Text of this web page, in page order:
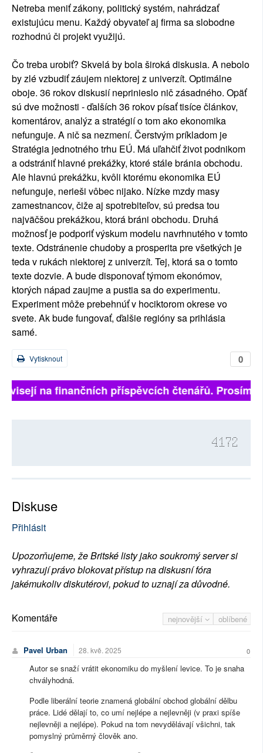
Netreba meniť zákony, politický systém, nahrádzať
existujúcu menu. Každý obyvateľ aj firma sa slobodne
rozhodnú či projekt využijú.
Čo treba urobiť? Skvelá by bola široká diskusia. A nebolo
by zlé vzbudiť záujem niektorej z univerzít. Optimálne
oboje. 36 rokov diskusií neprinieslo nič zásadného. Opäť
sú dve možnosti - ďalších 36 rokov písať tisíce článkov,
komentárov, analýz a stratégií o tom ako ekonomika
nefunguje. A nič sa nezmení. Čerstvým príkladom je
Stratégia jednotného trhu EÚ. Má uľahčiť život podnikom
a odstrániť hlavné prekážky, ktoré stále bránia obchodu.
Ale hlavnú prekážku, kvôli ktorému ekonomika EÚ
nefunguje, nerieši vôbec nijako. Nízke mzdy masy
zamestnancov, čiže aj spotrebiteľov, sú predsa tou
najväčšou prekážkou, ktorá bráni obchodu. Druhá
možnosť je podporiť výskum modelu navrhnutého v tomto
texte. Odstránenie chudoby a prosperita pre všetkých je
teda v rukách niektorej z univerzít. Tej, ktorá sa o tomto
texte dozvie. A bude disponovať týmom ekonómov,
ktorých nápad zaujme a pustia sa do experimentu.
Experiment môže prebehnúť v hociktorom okrese vo
svete. Ak bude fungovať, ďalšie regióny sa prihlásia
samé.
0
Vytisknout
na finančních příspěvcích čtenářů. Prosíme,
4172
Diskuse
Přihlásit
Upozorňujeme, že Britské listy jako soukromý server si
vyhrazují právo blokovat přístup na diskusní fóra
jakémukoliv diskutérovi, pokud to uznají za důvodné.
nejnovější oblíbené
Komentáře
Pavel Urban 28. kvě. 2025 0
Autor se snaží vrátit ekonomiku do myšlení levice. To je snaha
chvályhodná.
Podle liberální teorie znamená globální obchod globální dělbu
práce. Lidé dělají to, co umí nejlépe a nejlevněji (v praxi spíše
nejlevněji a nejlépe). Pokud na tom nevydělávají všichni, tak
pomyslný průměrný člověk ano.